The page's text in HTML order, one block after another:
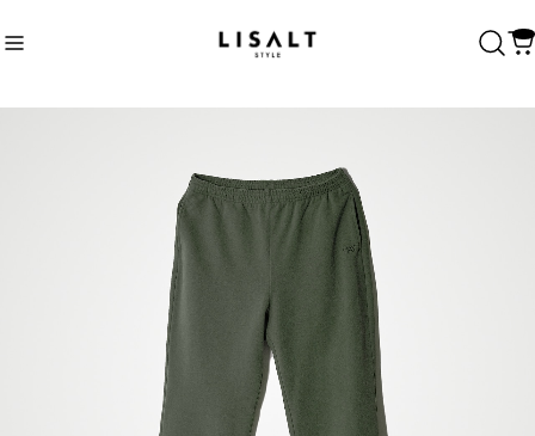
おすすめキーワード
商品カテゴリ